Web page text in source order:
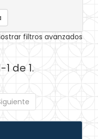
filtros avanzados
de 1.